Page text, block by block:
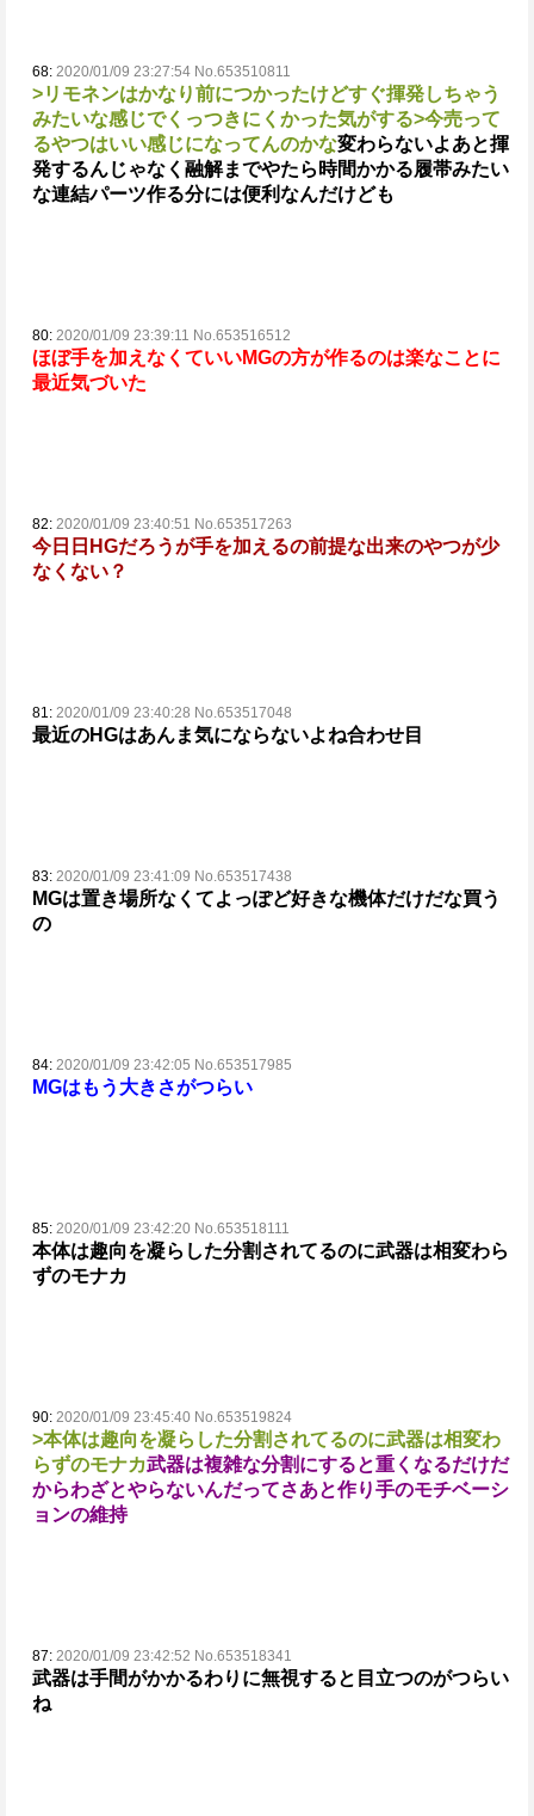
68: 2020/01/09 23:27:54 No.653510811
>リモネンはかなり前につかったけどすぐ揮発しちゃう
みたいな感じでくっつきにくかった気がする>今売って
るやつはいい感じになってんのかな変わらないよ あと揮
発するんじゃなく融解までやたら時間かかる履帯みたい
な連結パーツ作る分には便利なんだけども
80: 2020/01/09 23:39:11 No.653516512
ほぼ手を加えなくていいMGの方が作るのは楽なことに
最近気づいた
82: 2020/01/09 23:40:51 No.653517263
今日日HGだろうが手を加えるの前提な出来のやつが少
なくない？
81: 2020/01/09 23:40:28 No.653517048
最近のHGはあんま気にならないよね合わせ目
83: 2020/01/09 23:41:09 No.653517438
MGは置き場所なくてよっぽど好きな機体だけだな買う
の
84: 2020/01/09 23:42:05 No.653517985
MGはもう大きさがつらい
85: 2020/01/09 23:42:20 No.653518111
本体は趣向を凝らした分割されてるのに武器は相変わら
ずのモナカ
90: 2020/01/09 23:45:40 No.653519824
>本体は趣向を凝らした分割されてるのに武器は相変わ
らずのモナカ武器は複雑な分割にすると重くなるだけだ
からわざとやらないんだってさあと作り手のモチベーシ
ョンの維持
87: 2020/01/09 23:42:52 No.653518341
武器は手間がかかるわりに無視すると目立つのがつらい
ね